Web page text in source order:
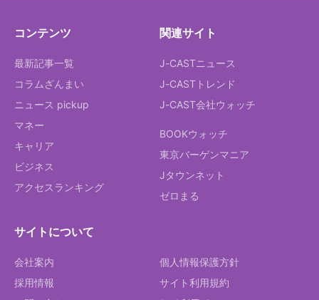
コンテンツ
最新記事一覧
コラムざんまい
ニュース pickup
マネー
キャリア
ビジネス
アクセスランキング
関連サイト
J-CASTニュース
J-CASTトレンド
J-CAST会社ウォッチ
BOOKウォッチ
東京バーゲンマニア
Jタウンネット
ゼロまる
サイトについて
会社案内
採用情報
個人情報保護方針
サイト利用規約